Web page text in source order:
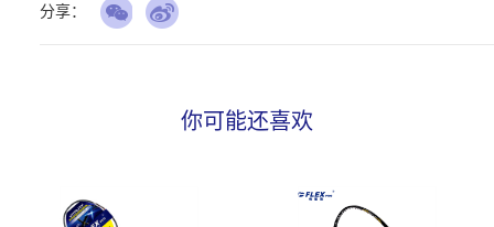
分享：
你可能还喜欢